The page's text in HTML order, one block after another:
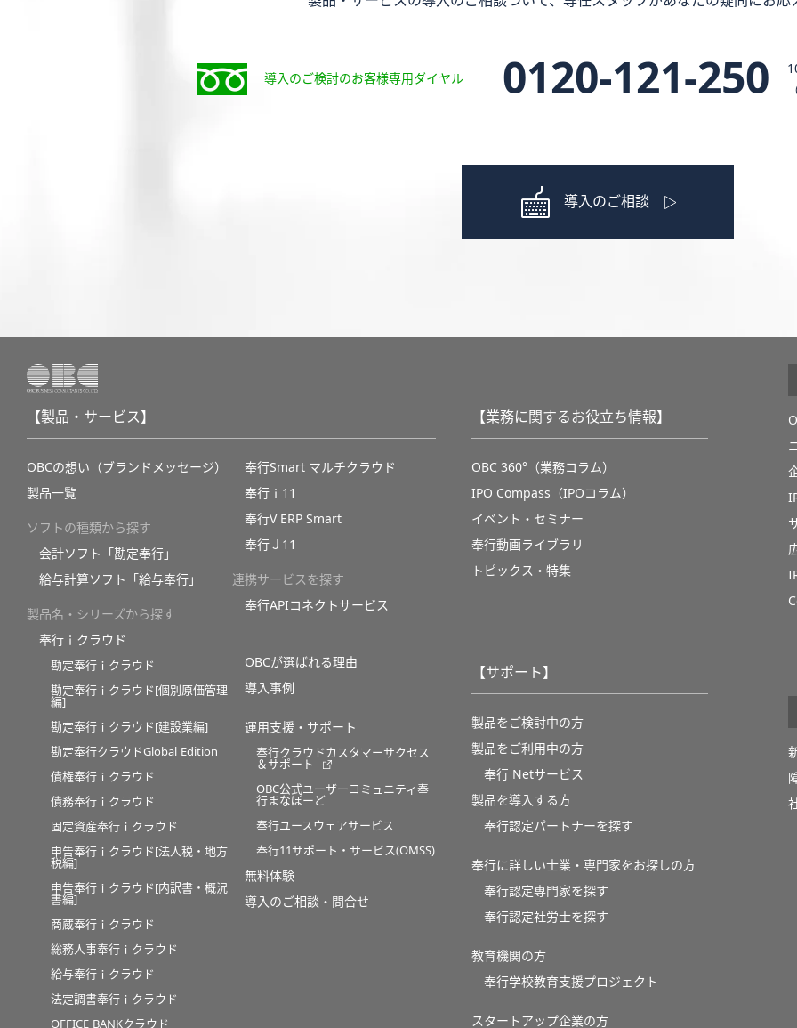
導入のご検討のお客様専用ダイヤル 0120-121-250
導入のご相談
【製品・サービス】
OBCの想い（ブランドメッセージ）
製品一覧
ソフトの種類から探す
会計ソフト「勘定奉行」
給与計算ソフト「給与奉行」
製品名・シリーズから探す
奉行ｉクラウド
勘定奉行ｉクラウド
勘定奉行ｉクラウド[個別原価管理
編]
勘定奉行ｉクラウド[建設業編]
勘定奉行クラウドGlobal Edition
債権奉行ｉクラウド
債務奉行ｉクラウド
固定資産奉行ｉクラウド
申告奉行ｉクラウド[法人税・地方
税編]
申告奉行ｉクラウド[内訳書・概況
書編]
商蔵奉行ｉクラウド
総務人事奉行ｉクラウド
給与奉行ｉクラウド
法定調書奉行ｉクラウド
OFFICE BANKクラウド
奉行Smart マルチクラウド
奉行ｉ11
奉行V ERP Smart
奉行Ｊ11
連携サービスを探す
奉行APIコネクトサービス
OBCが選ばれる理由
導入事例
運用支援・サポート
奉行クラウドカスタマーサクセス
＆サポート
OBC公式ユーザーコミュニティ奉
行まなぼーど
奉行ユースウェアサービス
奉行11サポート・サービス(OMSS)
無料体験
導入のご相談・問合せ
【業務に関するお役立ち情報】
OBC 360°（業務コラム）
IPO Compass（IPOコラム）
イベント・セミナー
奉行動画ライブラリ
トピックス・特集
【サポート】
製品をご検討中の方
製品をご利用中の方
奉行 Netサービス
製品を導入する方
奉行認定パートナーを探す
奉行に詳しい士業・専門家をお探しの方
奉行認定専門家を探す
奉行認定社労士を探す
教育機関の方
奉⾏学校教育⽀援プロジェクト
スタートアップ企業の方